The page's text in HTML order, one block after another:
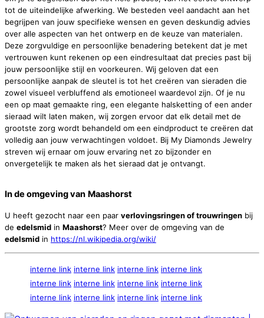
tot de uiteindelijke afwerking. We besteden veel aandacht aan het
begrijpen van jouw specifieke wensen en geven deskundig advies
over alle aspecten van het ontwerp en de keuze van materialen.
Deze zorgvuldige en persoonlijke benadering betekent dat je met
vertrouwen kunt rekenen op een eindresultaat dat precies past bij
jouw persoonlijke stijl en voorkeuren. Wij geloven dat een
persoonlijke aanpak de sleutel is tot het creëren van sieraden die
zowel visueel verbluffend als emotioneel waardevol zijn. Of je nu
een op maat gemaakte ring, een elegante halsketting of een ander
sieraad wilt laten maken, wij zorgen ervoor dat elk detail met de
grootste zorg wordt behandeld om een eindproduct te creëren dat
volledig aan jouw verwachtingen voldoet. Bij My Diamonds Jewelry
streven wij ernaar om jouw ervaring net zo bijzonder en
onvergetelijk te maken als het sieraad dat je ontvangt.
In de omgeving van Maashorst
U heeft gezocht naar een paar verlovingsringen of trouwringen bij
de edelsmid in Maashorst? Meer over de omgeving van de
edelsmid in https://nl.wikipedia.org/wiki/
interne link interne link interne link interne link
interne link interne link interne link interne link
interne link interne link interne link interne link